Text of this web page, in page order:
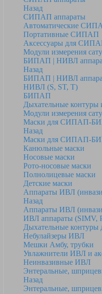
Назад
СИПАП аппараты
Автоматические
Портативные СИПАП
Аксессуары для
Модули измерения
БИПАП | НИВЛ
Назад
БИПАП | НИВЛ
НИВЛ (S, ST, T)
БИПАП
Дыхательные контуры
Модули измерения
Маски для СИПАП-
Назад
Маски для СИПАП-
Канюльные маски
Носовые маски
Рото-носовые маски
Полнолицевые маски
Детские маски
Аппараты ИВЛ
Назад
Аппараты ИВЛ
ИВЛ аппараты (SIMV,
Дыхательные
Небулайзеры ИВЛ
Мешки Амбу, трубки
Увлажнители ИВЛ и
Неинвазивные ИВЛ
Энтеральные,
Назад
Энтеральные,